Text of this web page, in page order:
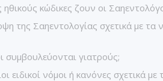
κώδικες ζουν οι
της Σαηεντολογίας σχετικά με τα
συμβουλεύονται γιατρούς;
ειδικοί νόμοι ή κανόνες σχετικά